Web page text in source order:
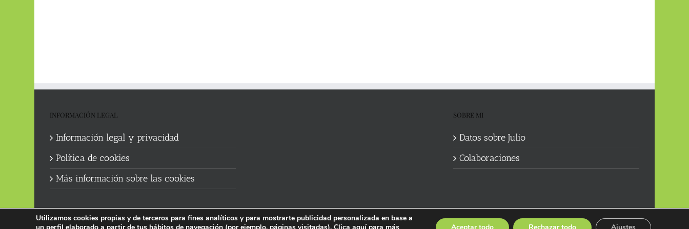
INFORMACIÓN LEGAL
Información legal y privacidad
Política de cookies
Más información sobre las cookies
SOBRE MI
Datos sobre Julio
Colaboraciones
Utilizamos cookies propias y de terceros para fines analíticos y para mostrarte publicidad personalizada en base a